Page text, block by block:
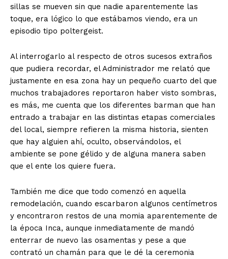
sillas se mueven sin que nadie aparentemente las
toque, era lógico lo que estábamos viendo, era un
episodio tipo poltergeist.
Al interrogarlo al respecto de otros sucesos extraños
que pudiera recordar, el Administrador me relató que
justamente en esa zona hay un pequeño cuarto del que
muchos trabajadores reportaron haber visto sombras,
es más, me cuenta que los diferentes barman que han
entrado a trabajar en las distintas etapas comerciales
del local, siempre refieren la misma historia, sienten
que hay alguien ahí, oculto, observándolos, el
ambiente se pone gélido y de alguna manera saben
que el ente los quiere fuera.
También me dice que todo comenzó en aquella
remodelación, cuando escarbaron algunos centímetros
y encontraron restos de una momia aparentemente de
la época Inca, aunque inmediatamente de mandó
enterrar de nuevo las osamentas y pese a que
contrató un chamán para que le dé la ceremonia